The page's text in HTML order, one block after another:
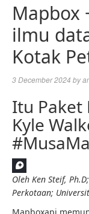
Mapbox
ilmu
Kotak
3 December 2024 by
Itu Paket
Kyle
Oleh Ken Steif,
Perkotaan;